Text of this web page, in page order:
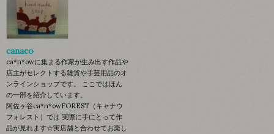
canaco
ca*n*owに集まる作家が生み出す作品や
店主がセレクトする雑貨や手芸用品のオ
ンラインショップです。 ここではほん
の一部を紹介しています。
阿佐ヶ谷ca*n*owFOREST（キャナウ
フォレスト）では 実際に手にとって作
品が見れます☆実店舗と合わせてお楽し